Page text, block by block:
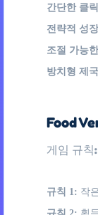
간단한 클
전략적 성
조절 가능
방치형 제
Food
게임 규칙:
규칙 1: 작